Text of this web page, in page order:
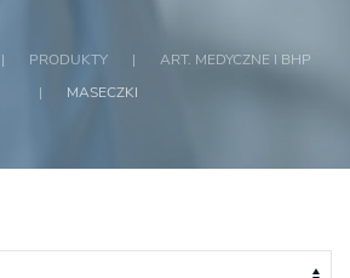
PRODUKTY
ART. MEDYCZNE I BHP
MASECZKI